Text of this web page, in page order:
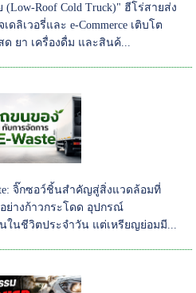
(Low-Roof Cold Truck)" ฮีโร่สายส่ง
ลิเวอรี่และ e-Commerce เติบโต
ด ยา เครื่องดื่ม และสินค้...
จิ๊กซอว์ชิ้นสำคัญสู่สิ่งแวดล้อมที่
ย่างก้าวกระโดด อุปกรณ์
ในชีวิตประจำวัน แต่เหรียญย่อมมี...